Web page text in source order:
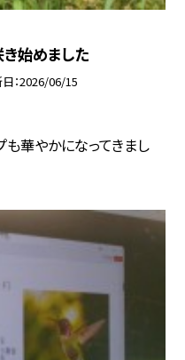
始めました
2026/06/15
も華やかになってきまし